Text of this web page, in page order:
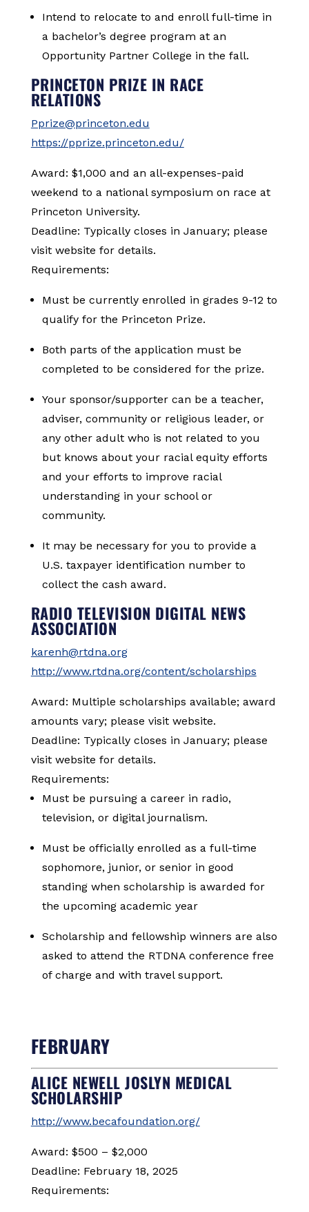
Intend to relocate to and enroll full-time in
a bachelor’s degree program at an
Opportunity Partner College in the fall.
PRINCETON PRIZE IN RACE
RELATIONS
Pprize@princeton.edu
https://pprize.princeton.edu/
Award: $1,000 and an all-expenses-paid
weekend to a national symposium on race at
Princeton University.
Deadline: Typically closes in January; please
visit website for details.
Requirements:
Must be currently enrolled in grades 9-12 to
qualify for the Princeton Prize.
Both parts of the application must be
completed to be considered for the prize.
Your sponsor/supporter can be a teacher,
adviser, community or religious leader, or
any other adult who is not related to you
but knows about your racial equity efforts
and your efforts to improve racial
understanding in your school or
community.
It may be necessary for you to provide a
U.S. taxpayer identification number to
collect the cash award.
RADIO TELEVISION DIGITAL NEWS
ASSOCIATION
karenh@rtdna.org
http://www.rtdna.org/content/scholarships
Award: Multiple scholarships available; award
amounts vary; please visit website.
Deadline: Typically closes in January; please
visit website for details.
Requirements:
Must be pursuing a career in radio,
television, or digital journalism.
Must be officially enrolled as a full-time
sophomore, junior, or senior in good
standing when scholarship is awarded for
the upcoming academic year
Scholarship and fellowship winners are also
asked to attend the RTDNA conference free
of charge and with travel support.
FEBRUARY
ALICE NEWELL JOSLYN MEDICAL
SCHOLARSHIP
http://www.becafoundation.org/
Award: $500 – $2,000
Deadline: February 18, 2025
Requirements: